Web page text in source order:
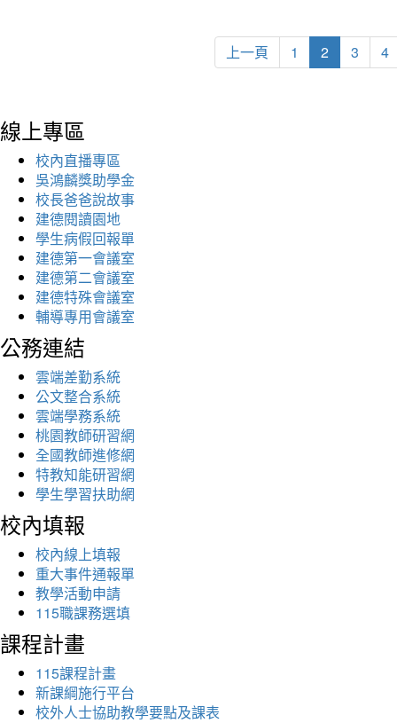
上一頁 1 2 3 4
線上專區
校內直播專區
吳鴻麟獎助學金
校長爸爸說故事
建德閱讀園地
學生病假回報單
建德第一會議室
建德第二會議室
建德特殊會議室
輔導專用會議室
公務連結
雲端差勤系統
公文整合系統
雲端學務系統
桃園教師研習網
全國教師進修網
特教知能研習網
學生學習扶助網
校內填報
校內線上填報
重大事件通報單
教學活動申請
115職課務選填
課程計畫
115課程計畫
新課綱施行平台
校外人士協助教學要點及課表